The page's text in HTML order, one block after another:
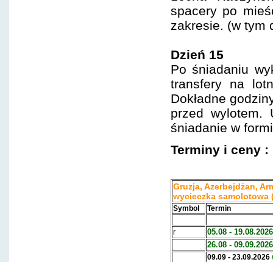
spacery po
zakresie. (w tym
Dzień 15
Po śniadaniu
transfery na
Dokładne
przed wylotem.
śniadanie w
Terminy i ceny :
Gruzja, Azerbejdżan,
wycieczka samolotowa
Symbol Termin
r
05.08 - 19.08.2026
26.08 - 09.09.2026
09.09 - 23.09.2026